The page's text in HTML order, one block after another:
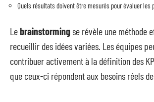
Quels résultats doivent être mesurés pour évaluer les
Lebrainstormingse révèle une méthode
recueillir des idées variées. Les équipes
contribuer activement à la définition des
que ceux-ci répondent aux besoins réels de